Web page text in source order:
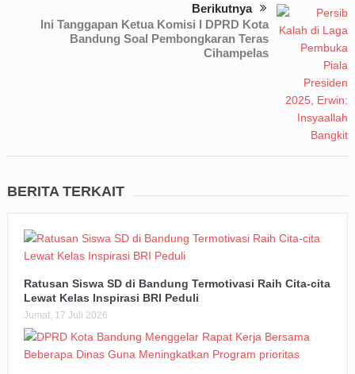
Berikutnya
Ini Tanggapan Ketua Komisi I DPRD Kota
Bandung Soal Pembongkaran Teras
Cihampelas
BERITA TERKAIT
Ratusan Siswa SD di Bandung Termotivasi Raih Cita-cita
Lewat Kelas Inspirasi BRI Peduli
Jumat, 17 Juli 2026